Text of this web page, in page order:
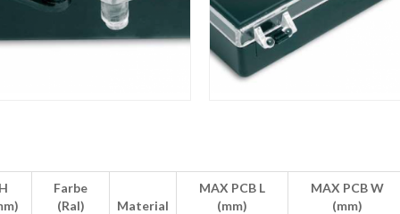
Farbe
(Ral)
Material
MAX PCB L
(mm)
MAX PCB W
(mm)